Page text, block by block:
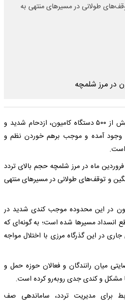
طولانی در مسیرهای منتهی به
در مرز شلمچه، به دلیل تردد بیش از ۵۰۰ دستگاه کامیون، ازدحام شدید و
وجود آمده و موجب برهم خوردن نظم و
است.
به گزارش مهر، از صبح شنبه ۲۹ فروردین ماه در مرز شلمچه حجم بالای تردد
و توقف‌های طولانی در مسیرهای منتهی
دستگاه کامیون در این محدوده موجب کندی شدید در
انسداد مسیرها شده است؛ به‌ گونه‌ای که
در این گذرگاه مرزی با اختلال مواجه
میان رانندگان و فعالان حوزه حمل‌ و
با مشکل و کندی جدی روبه‌رو کرده است.
برای مدیریت تردد، ساماندهی صف